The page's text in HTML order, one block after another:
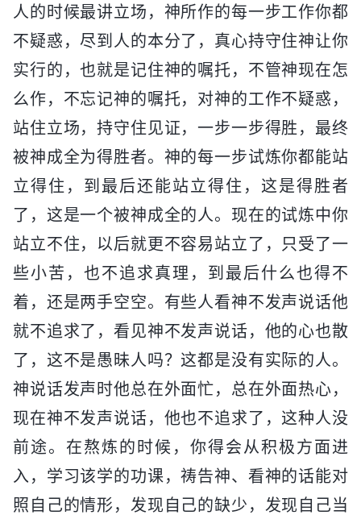
人的时候最讲立场，神所作的每一步工作你都
不疑惑，尽到人的本分了，真心持守住神让你
实行的，也就是记住神的嘱托，不管神现在怎
么作，不忘记神的嘱托，对神的工作不疑惑，
站住立场，持守住见证，一步一步得胜，最终
被神成全为得胜者。神的每一步试炼你都能站
立得住，到最后还能站立得住，这是得胜者
了，这是一个被神成全的人。现在的试炼中你
站立不住，以后就更不容易站立了，只受了一
些小苦，也不追求真理，到最后什么也得不
着，还是两手空空。有些人看神不发声说话他
就不追求了，看见神不发声说话，他的心也散
了，这不是愚昧人吗？这都是没有实际的人。
神说话发声时他总在外面忙，总在外面热心，
现在神不发声说话，他也不追求了，这种人没
前途。在熬炼的时候，你得会从积极方面进
入，学习该学的功课，祷告神、看神的话能对
照自己的情形，发现自己的缺少，发现自己当